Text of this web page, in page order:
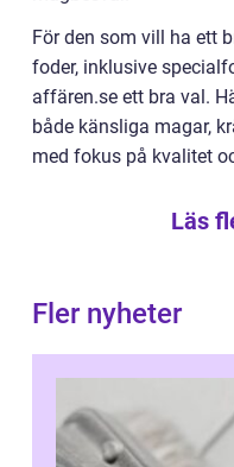
För den som vill ha ett
foder, inklusive
affären.se ett bra val.
både känsliga magar,
med fokus på kvalitet
Läs
Fler nyheter